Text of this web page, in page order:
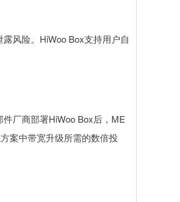
风险。HiWoo Box支持用户自
厂商部署HiWoo Box后，ME
案中带宽升级所需的数倍投